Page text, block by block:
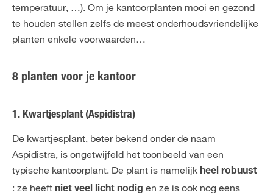
temperatuur, …). Om je kantoorplanten mooi en gezond
te houden stellen zelfs de meest onderhoudsvriendelijke
planten enkele voorwaarden…
8 planten voor je kantoor
1. Kwartjesplant (Aspidistra)
De kwartjesplant, beter bekend onder de naam
Aspidistra, is ongetwijfeld het toonbeeld van een
typische kantoorplant. De plant is namelijk heel robuust
: ze heeft niet veel licht nodig en ze is ook nog eens